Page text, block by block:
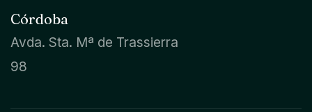
Córdoba
Avda. Sta. Mª de Trassierra
98